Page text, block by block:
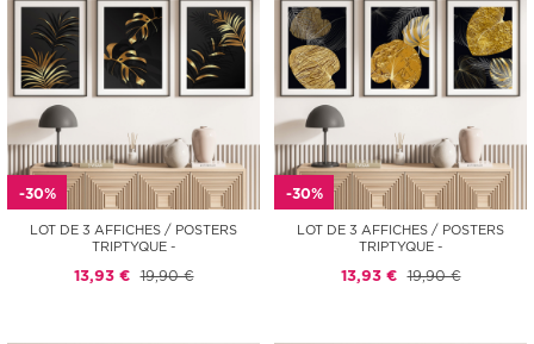
-30%
LOT DE 3 AFFICHES / POSTERS
TRIPTYQUE -
13,93 € 19,90 €
-30%
LOT DE 3 AFFICHES / POSTERS
TRIPTYQUE -
13,93 € 19,90 €